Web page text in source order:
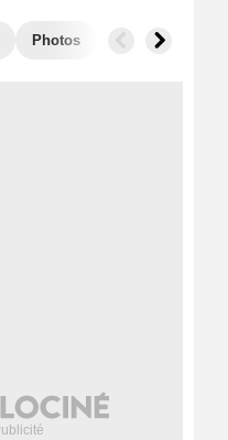
Photos Secrets de